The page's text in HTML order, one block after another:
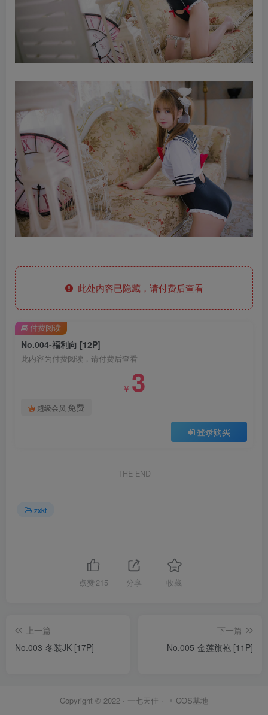
此处内容已隐藏，请付费后查看
No.004-福利向 [12P]
此内容为付费阅读，请付费后查看
￥ 3
超级会员 免费
登录购买
付费阅读
THE END
zxkt
点赞 215 分享 收藏
上一篇
No.003-冬装JK [17P]
下一篇
No.005-金莲旗袍 [11P]
Copyright © 2022 · 一七天佳 · COS基地